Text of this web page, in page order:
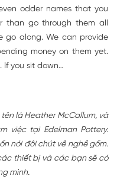
odder names that you
than go through them all
go along. We can provide
money on them yet.
If you sit down…
là Heather McCallum, và
việc tại Edelman Pottery.
nói đôi chút về nghề gốm.
thiết bị và các bạn sẽ có
mình.